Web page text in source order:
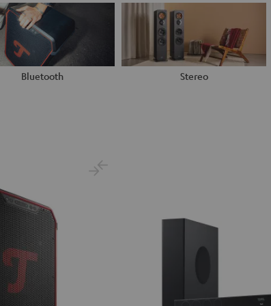
Bluetooth Stereo